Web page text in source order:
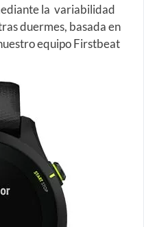
la variabilidad
duermes, basada en
equipo Firstbeat